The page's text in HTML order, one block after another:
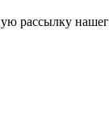
рассылку